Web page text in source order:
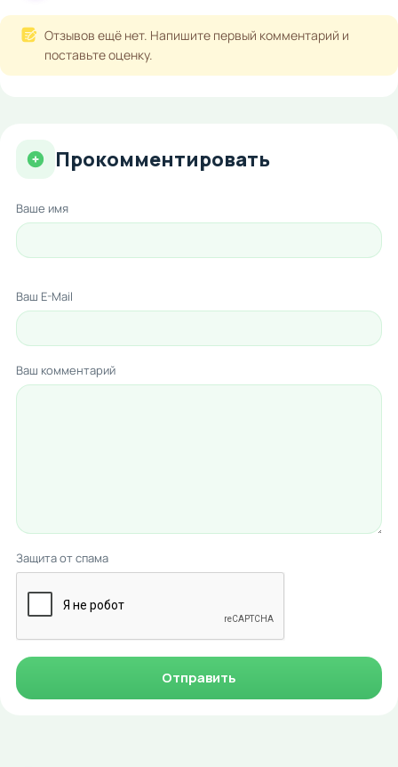
Отзывов ещё нет. Напишите первый комментарий и
поставьте оценку.
Прокомментировать
Ваше имя
Ваш E-Mail
Ваш комментарий
Защита от спама
Отправить